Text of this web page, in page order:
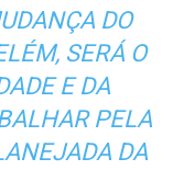
DO
SERÁ O
E DA
PELA
DA